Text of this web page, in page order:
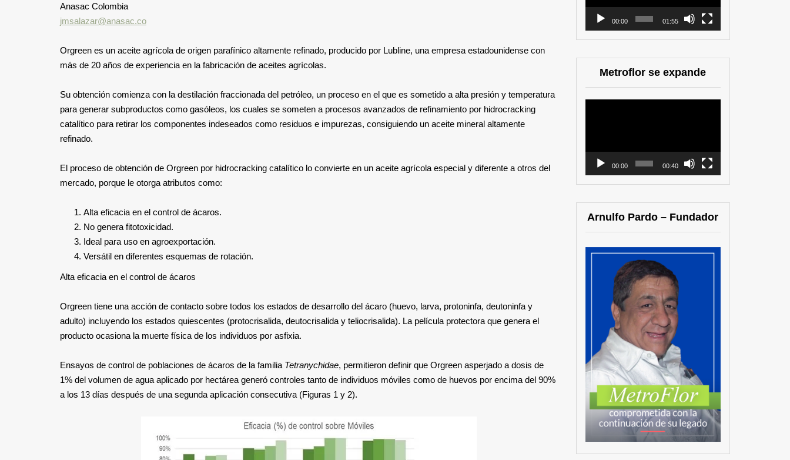
Anasac Colombia
jmsalazar@anasac.co
Orgreen es un aceite agrícola de origen parafínico altamente refinado, producido por Lubline, una empresa estadounidense con
más de 20 años de experiencia en la fabricación de aceites agrícolas.
Su obtención comienza con la destilación fraccionada del petróleo, un proceso en el que es sometido a alta presión y temperatura
para generar subproductos como gasóleos, los cuales se someten a procesos avanzados de refinamiento por hidrocracking
catalítico para retirar los componentes indeseados como residuos e impurezas, consiguiendo un aceite mineral altamente
refinado.
El proceso de obtención de Orgreen por hidrocracking catalítico lo convierte en un aceite agrícola especial y diferente a otros del
mercado, porque le otorga atributos como:
Alta eficacia en el control de ácaros.
No genera fitotoxicidad.
Ideal para uso en agroexportación.
Versátil en diferentes esquemas de rotación.
Alta eficacia en el control de ácaros
Orgreen tiene una acción de contacto sobre todos los estados de desarrollo del ácaro (huevo, larva, protoninfa, deutoninfa y
adulto) incluyendo los estados quiescentes (protocrisalida, deutocrisalida y teliocrisalida). La película protectora que genera el
producto ocasiona la muerte física de los individuos por asfixia.
Ensayos de control de poblaciones de ácaros de la familia Tetranychidae, permitieron definir que Orgreen asperjado a dosis de
1% del volumen de agua aplicado por hectárea generó controles tanto de individuos móviles como de huevos por encima del 90%
a los 13 días después de una segunda aplicación consecutiva (Figuras 1 y 2).
00:00 01:55
Metroflor se expande
00:00 00:40
Arnulfo Pardo – Fundador